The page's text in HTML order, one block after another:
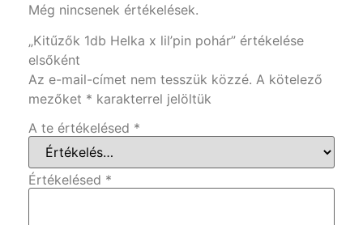
Még nincsenek értékelések.
„Kitűzők 1db Helka x lil’pin pohár” értékelése
elsőként
Az e-mail-címet nem tesszük közzé. A kötelező
mezőket * karakterrel jelöltük
A te értékelésed *
Értékelésed *